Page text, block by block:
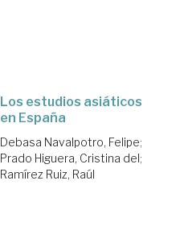
Los estudios asiáticos
en España
Debasa Navalpotro, Felipe;
Prado Higuera, Cristina del;
Ramírez Ruiz, Raúl